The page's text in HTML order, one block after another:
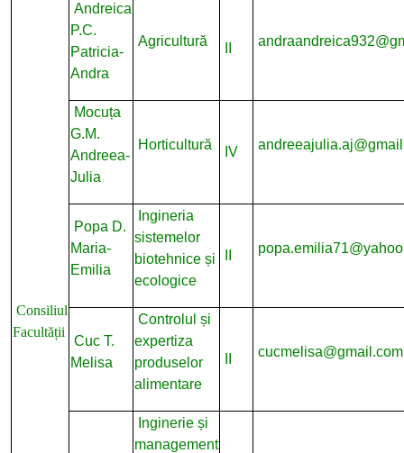
Consiliul
Facultății
Andreica
P.C.
Patricia-
Andra
Agricultură
Mocuța
G.M.
Andreea-
Julia
Horticultură IV
Popa D.
Maria-
Emilia
Ingineria
sistemelor
biotehnice și
ecologice
Cuc T.
Melisa
Controlul și
expertiza
produselor
alimentare
cucmelisa@gmail.com
Inginerie și
management